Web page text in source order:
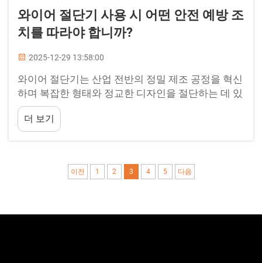
와이어 절단기 사용 시 어떤 안전 예방 조
치를 따라야 합니까?
2025-12-29 13:58:00
와이어 절단기는 산업 전반의 정밀 제조 공정을 혁신
하며 복잡한 형태와 정교한 디자인을 절단하는 데 있
어 뛰어난 정확성을 제공합니다. 이러한 첨단 방전가
공(EDM) 시스템은 얇은 와이어를 이용하여...
더 보기
이전 1 2 3 4 5 다음